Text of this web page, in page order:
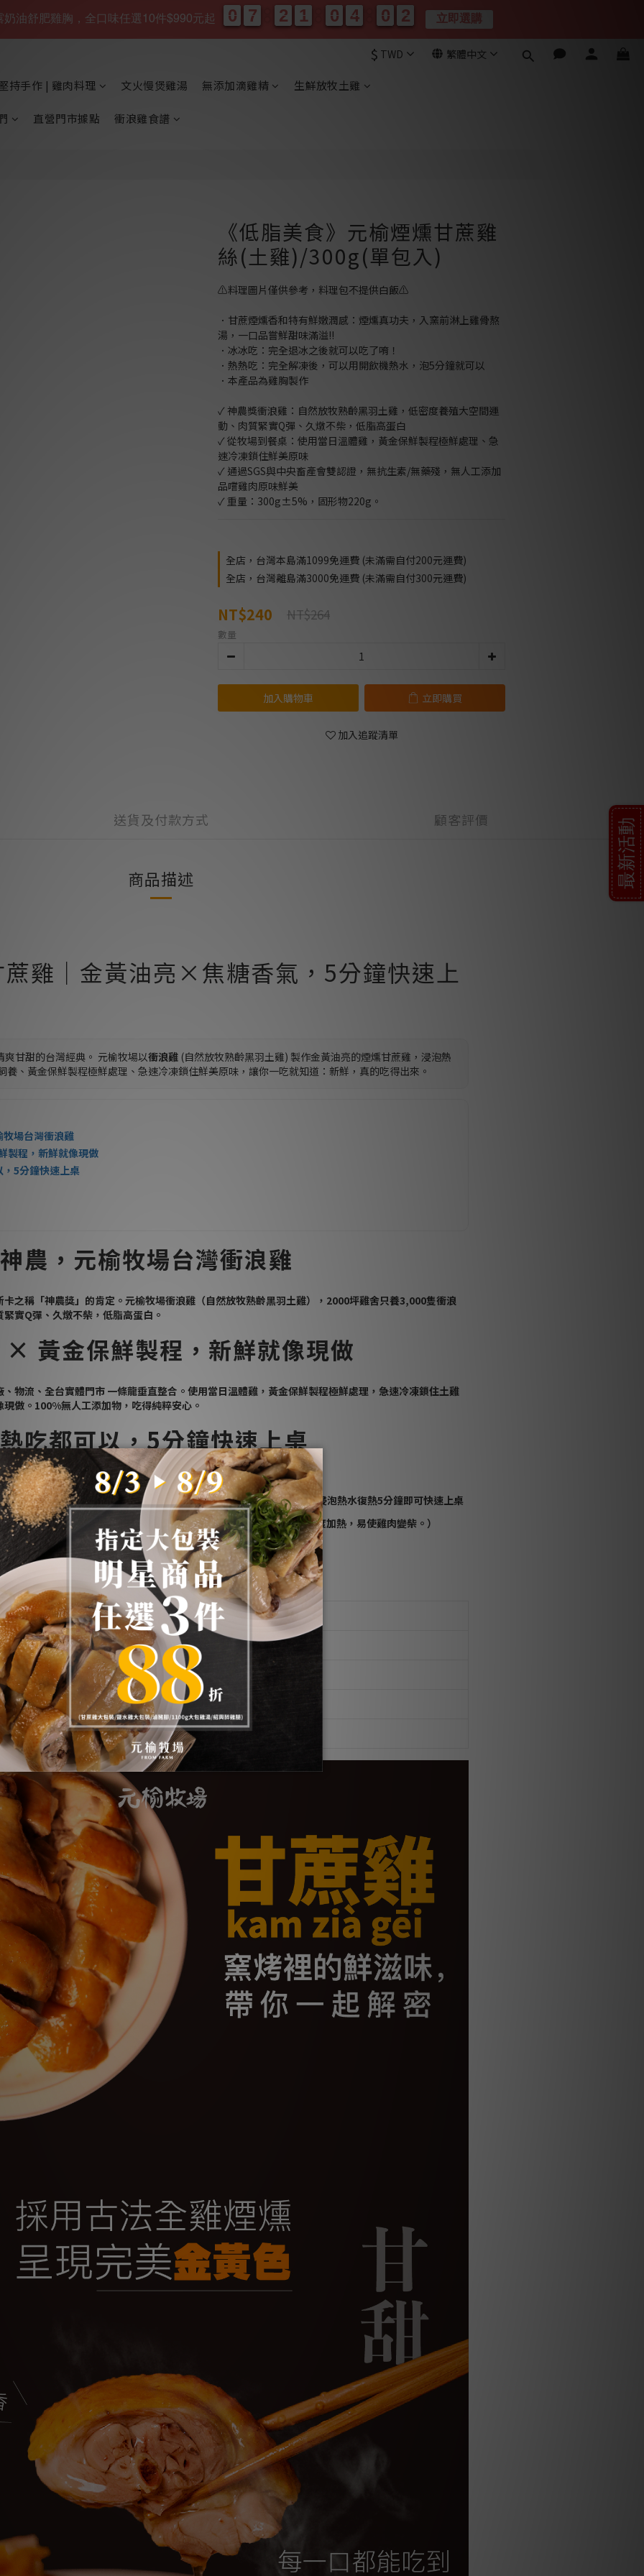
$ TWD 繁體中文
持手作 | 雞肉料理 文火慢煲雞湯 無添加滴雞精 生鮮放牧土雞
直營門市據點 衝浪雞食譜
《低脂美食》元榆煙燻甘蔗雞
絲(土雞)/300g(單包入)
⚠️料理圖片僅供參考，料理包不提供白飯⚠️
．甘蔗煙燻香和特有鮮嫩潤感：煙燻真功夫，入窯前淋上雞骨熬
湯，一口品嘗鮮甜味滿溢!!
．冰冰吃：完全退冰之後就可以吃了唷！
．熱熱吃：完全解凍後，可以用開飲機熱水，泡5分鐘就可以
．本產品為雞胸製作
✓ 神農獎衝浪雞：自然放牧熟齡黑羽土雞，低密度養殖大空間運
動、肉質緊實Q彈、久燉不柴，低脂高蛋白
✓ 從牧場到餐桌：使用當日溫體雞，黃金保鮮製程極鮮處理、急
速冷凍鎖住鮮美原味
✓ 通過SGS與中央畜產會雙認證，無抗生素/無藥殘，無人工添加
品嚐雞肉原味鮮美
✓ 重量：300g±5%，固形物220g。
全店，台灣本島滿1099免運費 (未滿需自付200元運費)
全店，台灣離島滿3000免運費 (未滿需自付300元運費)
NT$240 NT$264
數量
加入購物車 立即購買
加入追蹤清單
送貨及付款方式 顧客評價
商品描述
雞｜金黃油亮×焦糖香氣，5分鐘快速上
甘甜的台灣經典。 元榆牧場以衝浪雞 (自然放牧熟齡黑羽土雞) 製作金黃油亮的煙燻甘蔗雞，浸泡熱
養、黃金保鮮製程極鮮處理、急速冷凍鎖住鮮美原味，讓你一吃就知道：新鮮，真的吃得出來。
場台灣衝浪雞
製程，新鮮就像現做
5分鐘快速上桌
農，元榆牧場台灣衝浪雞
之稱「神農獎」的肯定。元榆牧場衝浪雞（自然放牧熟齡黑羽土雞），2000坪雞舍只養3,000隻衝浪
實Q彈、久燉不柴，低脂高蛋白。
黃金保鮮製程，新鮮就像現做
物流、全台實體門市 一條龍垂直整合。 使用當日溫體雞，黃金保鮮製程極鮮處理， 急速冷凍鎖住土雞
做。 100%無人工添加物，吃得純粹安心。
吃都可以，5分鐘快速上桌
以吃了唷！
退冰，煮一鍋水滾後關火，確認包裝無失真空，連同包裝袋 (耐熱袋) 浸泡熱水復熱5分鐘即可快速上桌
復熱方式方能品嚐最美味的雞肉。（不建議使用微波爐、蒸煮方式過度加熱，易使雞肉變柴。）
絲300g (本產品為雞胸製作)
份 / 獨享也不錯
可保存12個月；冷藏建議2日內食用
彌陀區國校路12號
立即購買
油舒肥雞胸，全口味任選10件$990元起 0
0
0
0 7
7
7
7 2
2
2
2 1
1
1
1 0
0
0
0 4
4
4
4 0
0
0
0 0
0
1
1
0 立即選購
最新活動